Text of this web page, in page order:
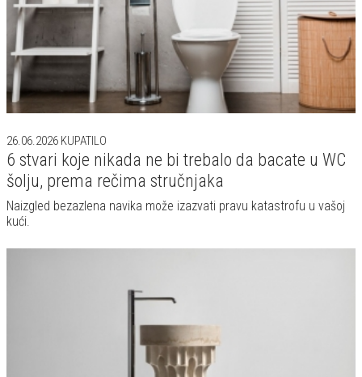
26.06.2026 KUPATILO
6 stvari koje nikada ne bi trebalo da bacate u WC
šolju, prema rečima stručnjaka
Naizgled bezazlena navika može izazvati pravu katastrofu u vašoj
kući.